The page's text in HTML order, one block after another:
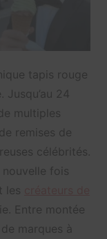
tapis rouge
24
multiples
remises de
célébrités.
nouvelle fois
les
Entre montée
marques à